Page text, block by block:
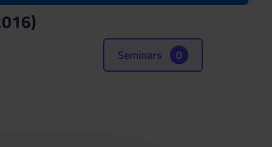
Seminars 0